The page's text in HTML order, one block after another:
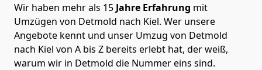
Wir haben mehr als 15 Jahre Erfahrung mit
Umzügen von Detmold nach Kiel. Wer unsere
Angebote kennt und unser Umzug von Detmold
nach Kiel von A bis Z bereits erlebt hat, der weiß,
warum wir in Detmold die Nummer eins sind.